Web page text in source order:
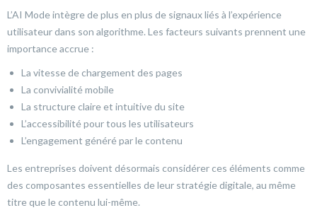
L’AI Mode intègre de plus en plus de signaux liés à l’expérience
utilisateur dans son algorithme. Les facteurs suivants prennent une
importance accrue :
La vitesse de chargement des pages
La convivialité mobile
La structure claire et intuitive du site
L’accessibilité pour tous les utilisateurs
L’engagement généré par le contenu
Les entreprises doivent désormais considérer ces éléments comme
des composantes essentielles de leur stratégie digitale, au même
titre que le contenu lui-même.